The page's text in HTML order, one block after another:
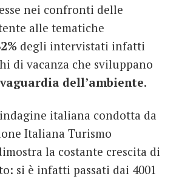
nei confronti delle
alle tematiche
degli intervistati infatti
di vacanza che sviluppano
dell’ambiente.
italiana condotta da
Italiana Turismo
la costante crescita di
si è infatti passati dai 4001